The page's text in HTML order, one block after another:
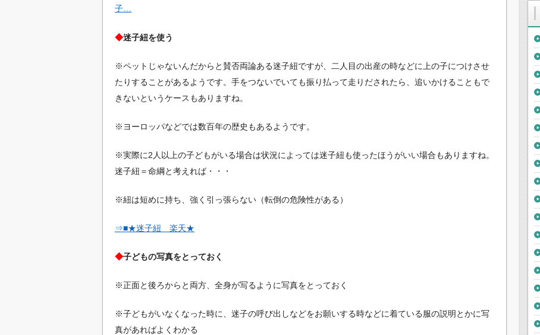
子…
◆迷子紐を使う
※ペットじゃないんだからと賛否両論ある迷子紐ですが、二人目の出産の時などに上の子につけさせ
たりすることがあるようです。手をつないでいても振り払って走りだされたら、追いかけることもで
きないというケースもありますね。
※ヨーロッパなどでは数百年の歴史もあるようです。
※実際に2人以上の子どもがいる場合は状況によっては迷子紐も使ったほうがいい場合もありますね。
迷子紐＝命綱と考えれば・・・
※紐は短めに持ち、強く引っ張らない（転倒の危険性がある）
⇒■★迷子紐 楽天★
◆子どもの写真をとっておく
※正面と後ろからと両方、全身が写るように写真をとっておく
※子どもがいなくなった時に、迷子の呼び出しなどをお願いする時などに着ている服の説明とかに写
真があればよくわかる